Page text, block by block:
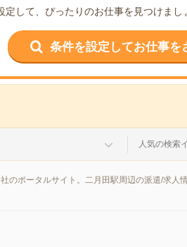
定して、ぴったりのお仕事を見つけまし
条件を設定してお仕事を
人気の検索
ポータルサイト。二月田駅周辺の派遣/求人